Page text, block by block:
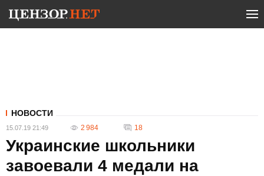
НОВОСТИ
15.07.19 21:49 2 984 18
Украинские школьники
завоевали 4 медали на